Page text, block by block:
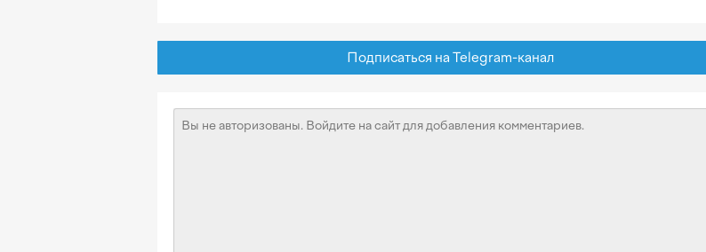
Подписаться на Telegram-канал